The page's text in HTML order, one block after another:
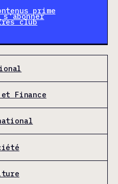
prime
s'abonner
club
et Finance